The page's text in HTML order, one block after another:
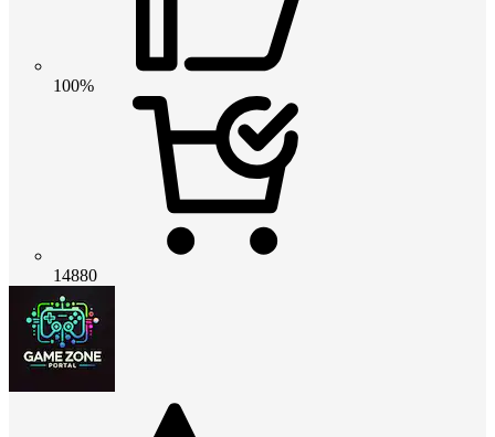
100%
14880